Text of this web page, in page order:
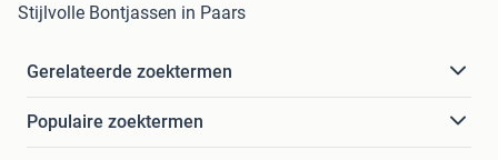
Stijlvolle Bontjassen in Paars
Gerelateerde zoektermen
Populaire zoektermen